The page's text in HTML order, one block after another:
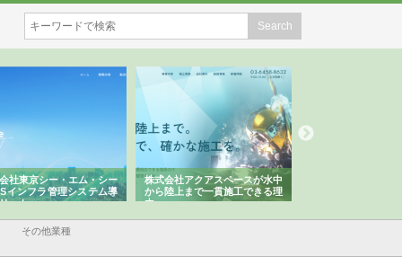
社東京シー・エム・シー
インフラ管理システム導
ット
株式会社アクアスペースが水中
から陸上まで一貫施工できる理
由
その他業種